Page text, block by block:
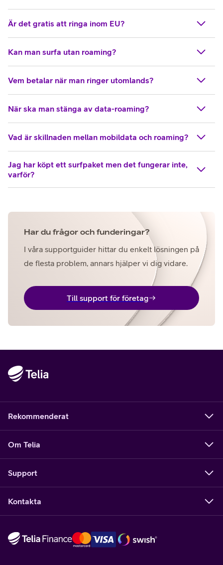
Är det gratis att ringa inom EU?
Kan man surfa utan roaming?
Vem betalar när man ringer utomlands?
När ska man stänga av data-roaming?
Vad är skillnaden mellan mobildata och roaming?
Jag har köpt ett surfpaket men det fungerar inte,
varför?
Har du frågor och funderingar?
I våra supportguider hittar du enkelt lösningen på
de flesta problem, annars hjälper vi dig vidare.
Till support för företag
Rekommenderat
Om Telia
Support
Kontakta